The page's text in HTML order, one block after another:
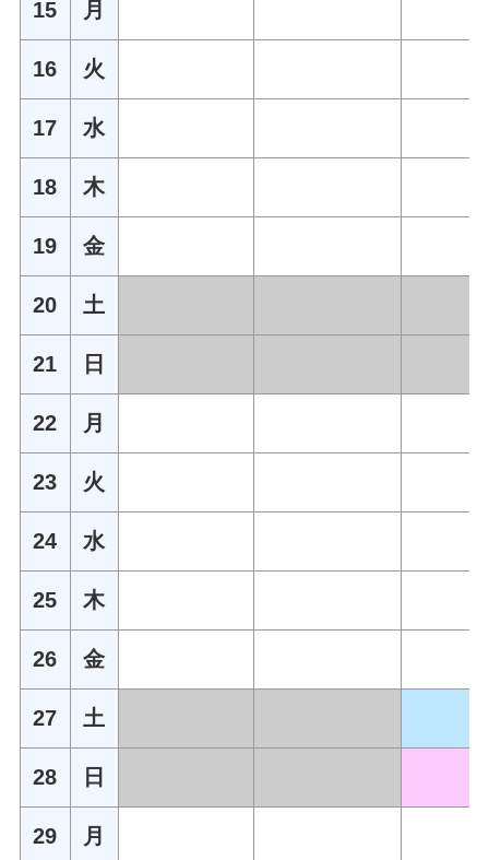
15 月
16 火
17 水
18 木
19 金
20 土
21 日
22 月
23 火
24 水
25 木
26 金
27 土
28 日
29 月